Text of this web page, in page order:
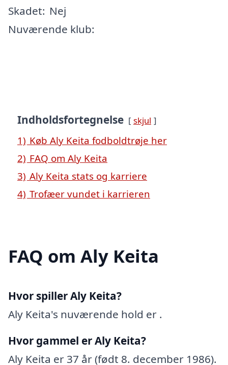
Skadet: Nej
Nuværende klub:
Indholdsfortegnelse skjul
1) Køb Aly Keita fodboldtrøje her
2) FAQ om Aly Keita
3) Aly Keita stats og karriere
4) Trofæer vundet i karrieren
FAQ om Aly Keita
Hvor spiller Aly Keita?
Aly Keita's nuværende hold er .
Hvor gammel er Aly Keita?
Aly Keita er 37 år (født 8. december 1986).